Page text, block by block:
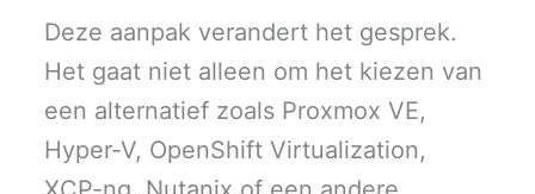
Deze aanpak verandert het gesprek.
Het gaat niet alleen om het kiezen van
een alternatief zoals Proxmox VE,
Hyper-V, OpenShift Virtualization,